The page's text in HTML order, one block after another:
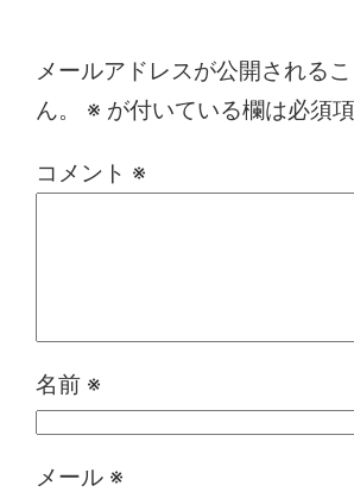
メールアドレスが公開される
ん。
※ が付いている欄は必須
コメント ※
名前 ※
メール ※